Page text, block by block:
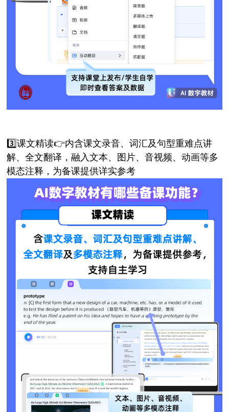
3️⃣课文精读👉内含课文录音、词汇及句型重难点讲
解、全文翻译，融入文本、图片、音视频、动画等多
模态注释，为备课提供详实参考